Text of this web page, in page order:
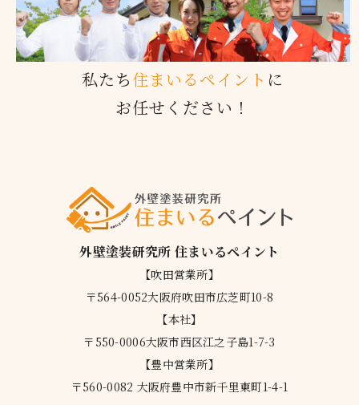
私たち住まいるペイント に
お任せください！
外壁塗装研究所 住まいるペイント
【吹田営業所】
〒564-0052大阪府吹田市広芝町10-8
【本社】
〒550-0006大阪市西区江之子島1-7-3
【豊中営業所】
〒560-0082 大阪府豊中市新千里東町1-4-1